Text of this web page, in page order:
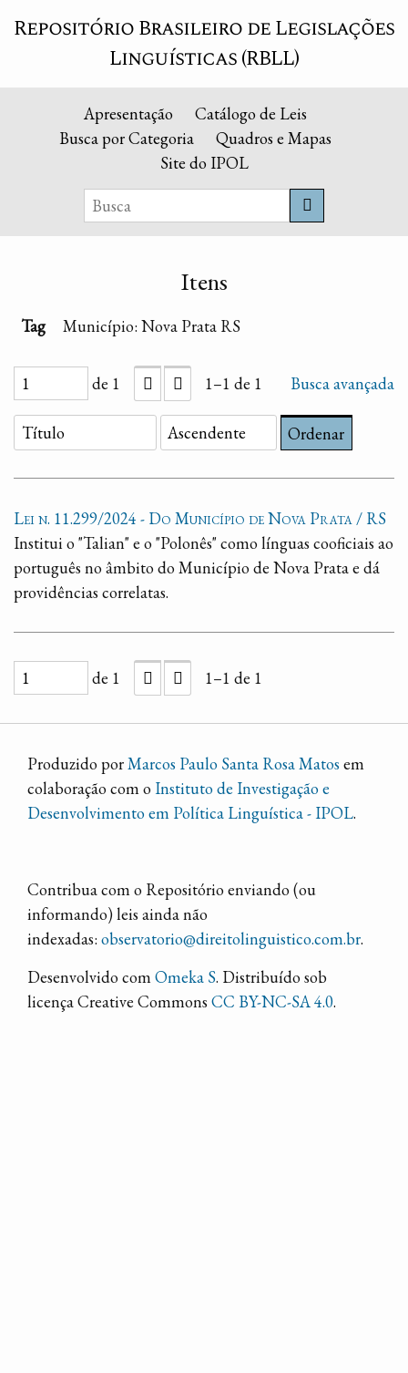
Repositório Brasileiro de Legislações
Linguísticas (RBLL)
Apresentação
Catálogo de Leis
Busca por Categoria
Quadros e Mapas
Site do IPOL
Itens
Tag Município: Nova Prata RS
de 1 1–1 de 1 Busca avançada
Ordenar
Lei n. 11.299/2024 - Do Município de Nova Prata / RS
Institui o "Talian" e o "Polonês" como línguas cooficiais ao
português no âmbito do Município de Nova Prata e dá
providências correlatas.
de 1 1–1 de 1
Produzido porMarcos Paulo Santa Rosa Matos em
colaboração com oInstituto de Investigação e
Desenvolvimento em Política Linguística - IPOL.
Contribua com o Repositório enviando (ou
informando) leis ainda não
indexadas: observatorio@direitolinguistico.com.br.
Desenvolvido comOmeka S. Distribuído sob
licença Creative Commons CC BY-NC-SA 4.0.